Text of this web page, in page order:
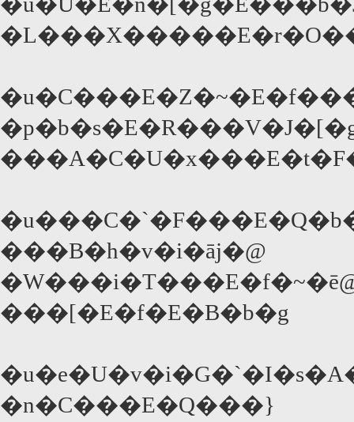
���B�h�v�i�āj�@
���[�E�f�E�B�b�g
�n�C���E�Q���}